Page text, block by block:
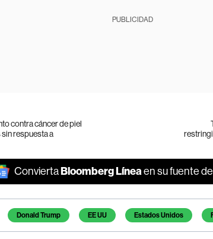
PUBLICIDAD
contra cáncer de piel
respuesta a
ConviertaBloomberg Líneaen su fuente
Donald Trump EE UU Estados Unidos